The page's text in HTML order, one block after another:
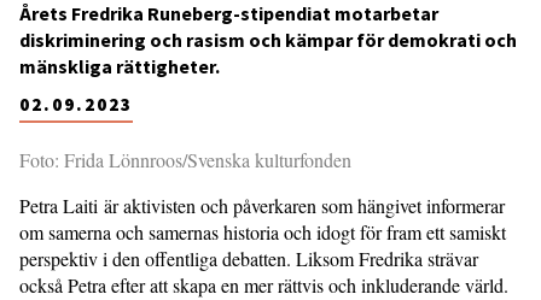
02.09.2023
Årets Fredrika Runeberg-stipendiat motarbetar
diskriminering och rasism och kämpar för demokrati och
mänskliga rättigheter.
Foto: Frida Lönnroos/Svenska kulturfonden
Petra Laiti är aktivisten och påverkaren som hängivet informerar
om samerna och samernas historia och idogt för fram ett samiskt
perspektiv i den offentliga debatten. Liksom Fredrika strävar
också Petra efter att skapa en mer rättvis och inkluderande värld.